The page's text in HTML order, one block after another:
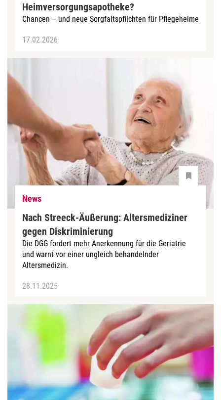
Heimversorgungsapotheke?
Chancen – und neue Sorgfaltspflichten für Pflegeheime
17.02.2026
News
Nach Streeck-Äußerung: Altersmediziner
gegen Diskriminierung
Die DGG fordert mehr Anerkennung für die Geriatrie
und warnt vor einer ungleich behandelnder
Altersmedizin.
28.11.2025